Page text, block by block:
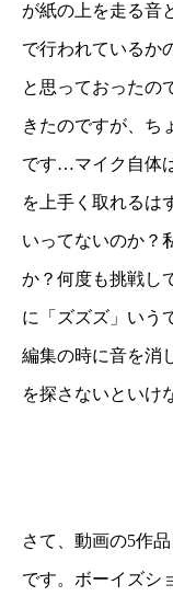
が紙の上を走る音
で行われているか
と思っておったの
きたのですが、ち
です…マイク自体
を上手く取れるは
いってないのか？
か？何度も挑戦
に「ズズズ」いう
編集の時に音を消
を探さないといけ
さて、動画の5作
です。ボーイズシ